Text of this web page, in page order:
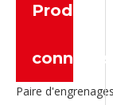
Produits
connexes